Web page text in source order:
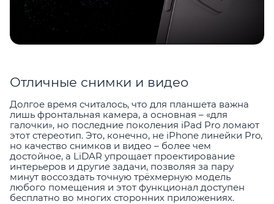
Отличные снимки и видео
Долгое время считалось, что для планшета важна
лишь фронтальная камера, а основная – «для
галочки», но последние поколения iPad Pro ломают
этот стереотип. Это, конечно, не iPhone линейки Pro,
но качество снимков и видео – более чем
достойное, а LiDAR упрощает проектирование
интерьеров и другие задачи, позволяя за пару
минут воссоздать точную трёхмерную модель
любого помещения и этот функционал доступен
бесплатно во многих сторонних приложениях.